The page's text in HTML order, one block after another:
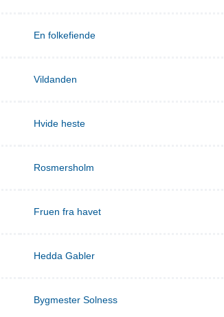
En folkefiende
Vildanden
Hvide heste
Rosmersholm
Fruen fra havet
Hedda Gabler
Bygmester Solness